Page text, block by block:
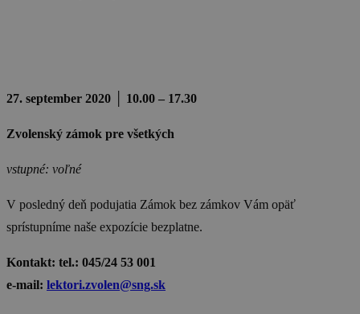
27. september 2020 │ 10.00 – 17.30
Zvolenský zámok pre všetkých
vstupné: voľné
V posledný deň podujatia Zámok bez zámkov Vám opäť
sprístupníme naše expozície bezplatne.
Kontakt: tel.: 045/24 53 001
e-mail: lektori.zvolen@sng.sk